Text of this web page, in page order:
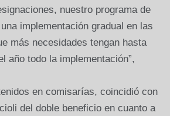
nuestro programa de
implementación gradual en las
más necesidades tengan hasta
año todo la implementación”,
en comisarías, coincidió con
del doble beneficio en cuanto a